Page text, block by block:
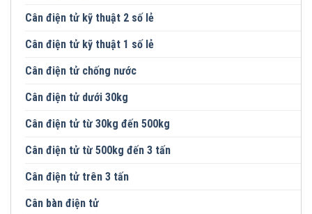
Cân điện tử kỹ thuật 2 số lẻ
Cân điện tử kỹ thuật 1 số lẻ
Cân điện tử chống nước
Cân điện tử dưới 30kg
Cân điện tử từ 30kg đến 500kg
Cân điện tử từ 500kg đến 3 tấn
Cân điện tử trên 3 tấn
Cân bàn điện tử